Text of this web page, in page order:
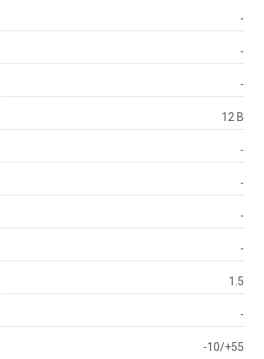
-
-
-
12 В
-
-
-
-
1.5
-
-10/+55